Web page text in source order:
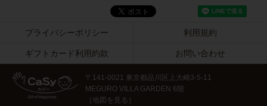
プライバシーポリシー 利用規約
ギフトカード利用約款 お問い合わせ
〒141-0021 東京都品川区上大崎3-5-11
MEGURO VILLA GARDEN 6階
［地図を見る ］